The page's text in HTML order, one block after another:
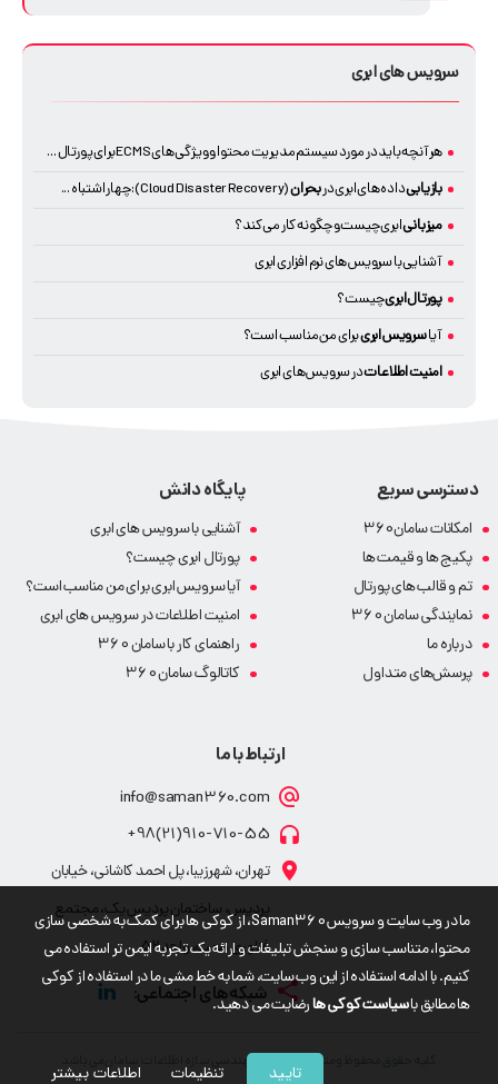
سرویس های ابری
هر آنچه باید در مورد سیستم مدیریت محتوا و ویژگی های ECMS برای پورتال ...
بازیابیداده های ابری دربحران(Cloud Disaster Recovery): چهار اشتباه ...
میزبانیابری چیست و چگونه کار می کند؟
آشنایی با سرویس های نرم افزاری ابری
پورتال ابریچیست؟
آیاسرویس ابریبرای من مناسب است؟
امنیتاطلاعاتدر سرویس های ابری
دسترسی سریع
امکانات سامان360
پکیج ها و قیمت ها
تم و قالب های پورتال
نمایندگی سامان 360
درباره ما
پرسش‌های متداول
پایگاه دانش
آشنایی با سرویس های ابری
پورتال ابری چیست؟
آیا سرویس ابری برای من مناسب است؟
امنیت اطلاعات در سرویس های ابری
راهنمای کار با سامان 360
کاتالوگ سامان 360
ارتباط با ما
info@saman360.com
910-710-55(21)98+
تهران، شهرزیبا، پل احمد کاشانی، خیابان
پردیس، ساختمان پردیس یک، مجتمع
فناوری همت، واحد 52
کلیه حقوق محفوظ و متعلق به شرکت مهندسی سازه اطلاعات سامان می باشد
ما در وب سایت و سرویس Saman360، از کوکی ها برای کمک به شخصی سازی
محتوا، متناسب سازی و سنجش تبلیغات و ارائه یک تجربه ایمن تر استفاده می
کنیم. با ادامه استفاده از این وب سایت، شما به خط مشی ما در استفاده از کوکی
ها مطابق باسیاست کوکی هارضایت می دهید.
تایید تنظیمات اطلاعات بیشتر